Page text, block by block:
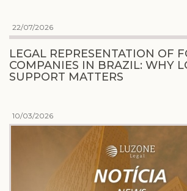
22/07/2026
LEGAL REPRESENTATION OF
COMPANIES IN BRAZIL: WHY
SUPPORT MATTERS
10/03/2026